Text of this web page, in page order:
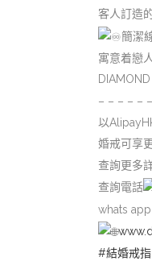
客人訂造
簡潔
寓意着戀
– – – – –
以
婚戒可享
查詢更多
查詢電話
whats app
#結婚戒指